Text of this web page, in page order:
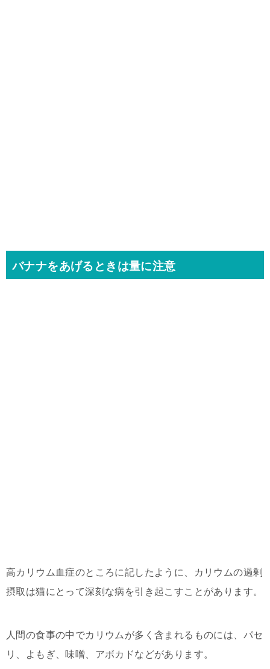
バナナをあげるときは量に注意
高カリウム血症のところに記したように、カリウムの過剰
摂取は猫にとって深刻な病を引き起こすことがあります。
人間の食事の中でカリウムが多く含まれるものには、パセ
リ、よもぎ、味噌、アボカドなどがあります。